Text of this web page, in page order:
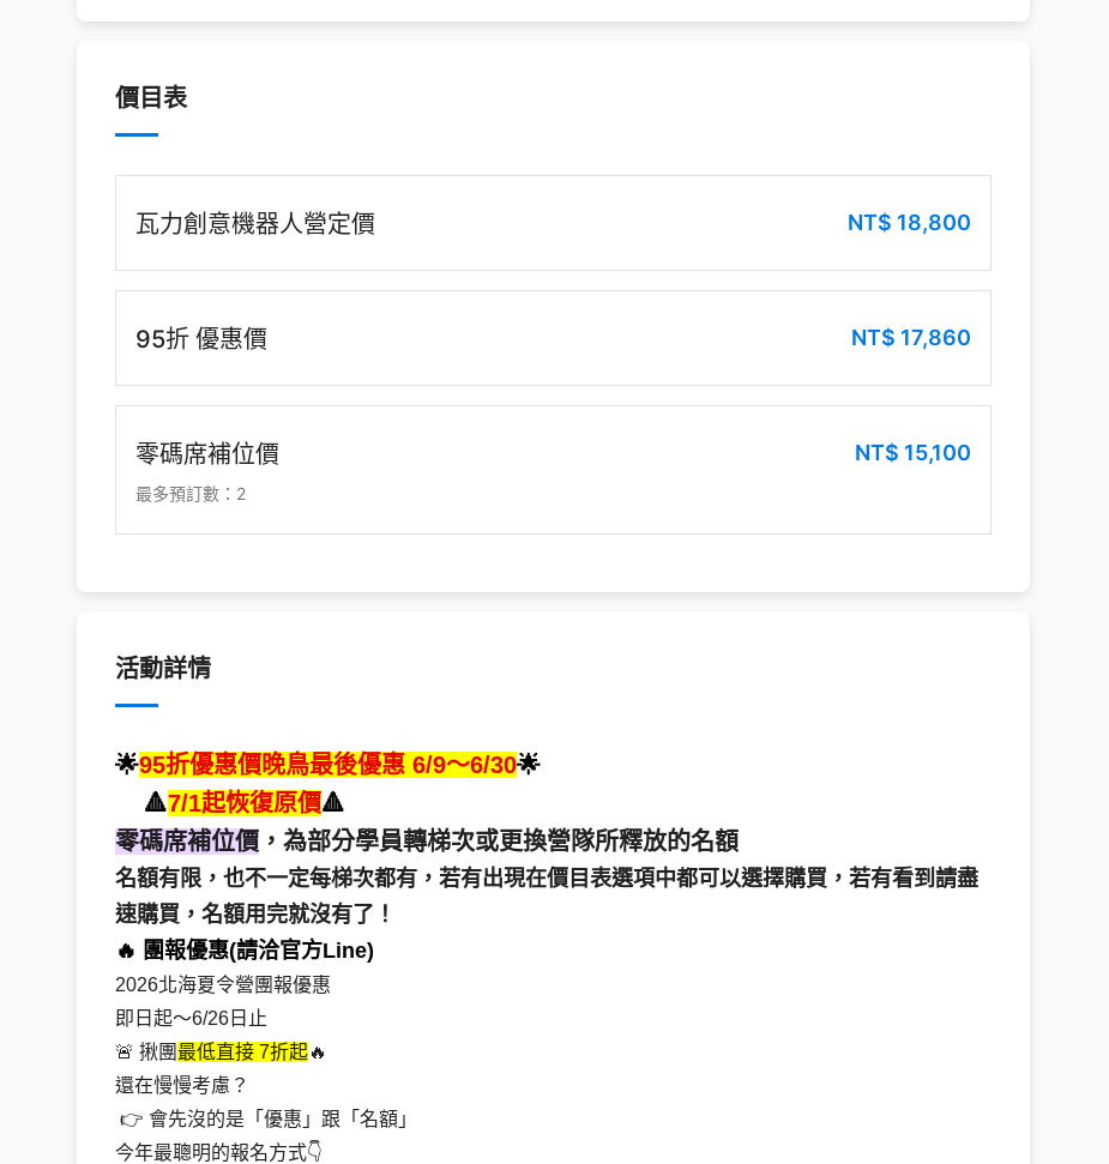
價目表
瓦力創意機器人營定價 NT$ 18,800
95折 優惠價 NT$ 17,860
零碼席補位價 NT$ 15,100
最多預訂數：2
活動詳情
🌟95折優惠價晚鳥最後優惠 6/9～6/30🌟
🔺7/1起恢復原價🔺
零碼席補位價 ，為部分學員轉梯次或更換營隊所釋放的名額
名額有限，也不一定每梯次都有，若有出現在價目表選項中都可以選擇購買，若有看到請盡
速購買，名額用完就沒有了！
🔥 團報優惠(請洽官方Line)
2026北海夏令營團報優惠
即日起～6/26日止
🚨 揪團 最低直接 7折起🔥
還在慢慢考慮？
👉 會先沒的是「優惠」跟「名額」
今年最聰明的報名方式👇